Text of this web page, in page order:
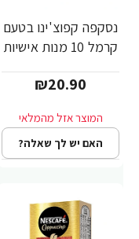
נסקפה קפוצ'ינו בטעם
קרמל 10 מנות אישיות
₪20.90
האם יש לך שאלה?